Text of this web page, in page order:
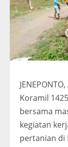
Koramil
bersama
kegiatan
pertanian di